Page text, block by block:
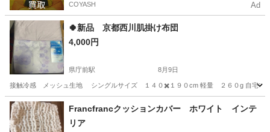
COYASH Ad
🍀新品 京都西川肌掛け布団
4,000円
県庁前駅 8月9日
接触冷感 メッシュ生地 シングルサイズ １４０✖️１９０cm 軽量 ２６０g 自宅で
兵庫 神戸市 寝具
Francfrancクッションカバー ホワイト インテ
リア